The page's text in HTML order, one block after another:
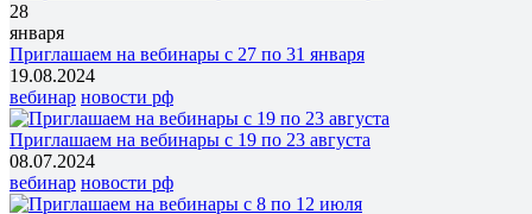
28
января
Приглашаем на вебинары с 27 по 31 января
19.08.2024
вебинар новости рф
Приглашаем на вебинары с 19 по 23 августа
08.07.2024
вебинар новости рф